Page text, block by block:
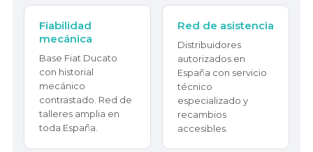
Fiabilidad
mecánica
Base Fiat Ducato
con historial
mecánico
contrastado. Red de
talleres amplia en
toda España.
Red de asistencia
Distribuidores
autorizados en
España con servicio
técnico
especializado y
recambios
accesibles.